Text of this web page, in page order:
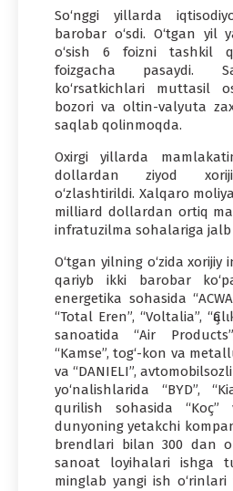
So‘nggi yillarda
barobar o‘sdi. O‘tgan yil
o‘sish 6 foizni tashkil
foizgacha pasaydi.
ko‘rsatkichlari muttasil
bozori va oltin-valyuta
saqlab qolinmoqda.
Oxirgi yillarda
dollardan ziyod
o‘zlashtirildi. Xalqaro
milliard dollardan ortiq
infratuzilma sohalariga jalb
O‘tgan yilning o‘zida
qariyb ikki barobar
energetika sohasida
“Total Eren”, “Voltalia”,
sanoatida “Air
“Kamse”, tog‘-kon va
va “DANIELI”,
yo‘nalishlarida “BYD”,
qurilish sohasida “Koҫ”
dunyoning yetakchi
brendlari bilan 300 dan
sanoat loyihalari ishga
minglab yangi ish